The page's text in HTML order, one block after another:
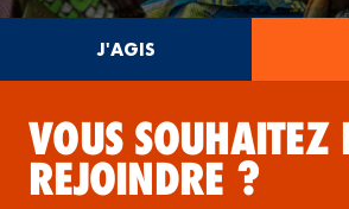
J'AGIS
VOUS SOUHAITEZ
REJOINDRE ?